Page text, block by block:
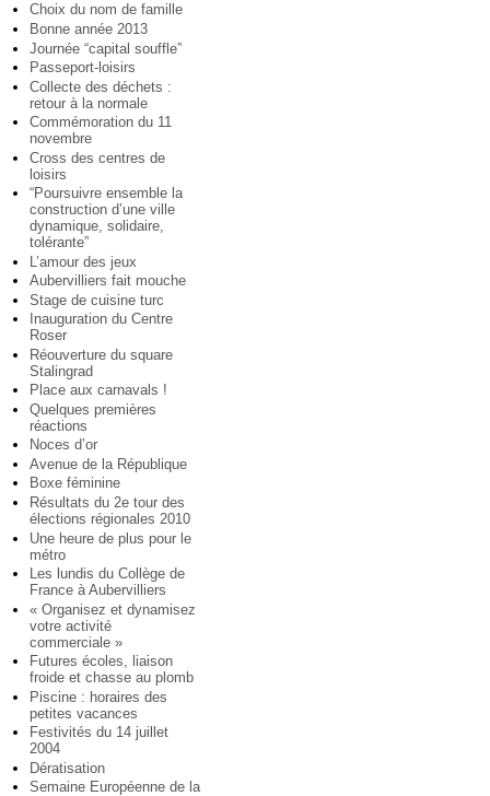
Choix du nom de famille
Bonne année 2013
Journée “capital souffle”
Passeport-loisirs
Collecte des déchets :
retour à la normale
Commémoration du 11
novembre
Cross des centres de
loisirs
“Poursuivre ensemble la
construction d’une ville
dynamique, solidaire,
tolérante”
L’amour des jeux
Aubervilliers fait mouche
Stage de cuisine turc
Inauguration du Centre
Roser
Réouverture du square
Stalingrad
Place aux carnavals !
Quelques premières
réactions
Noces d’or
Avenue de la République
Boxe féminine
Résultats du 2e tour des
élections régionales 2010
Une heure de plus pour le
métro
Les lundis du Collège de
France à Aubervilliers
« Organisez et dynamisez
votre activité
commerciale »
Futures écoles, liaison
froide et chasse au plomb
Piscine : horaires des
petites vacances
Festivités du 14 juillet
2004
Dératisation
Semaine Européenne de la